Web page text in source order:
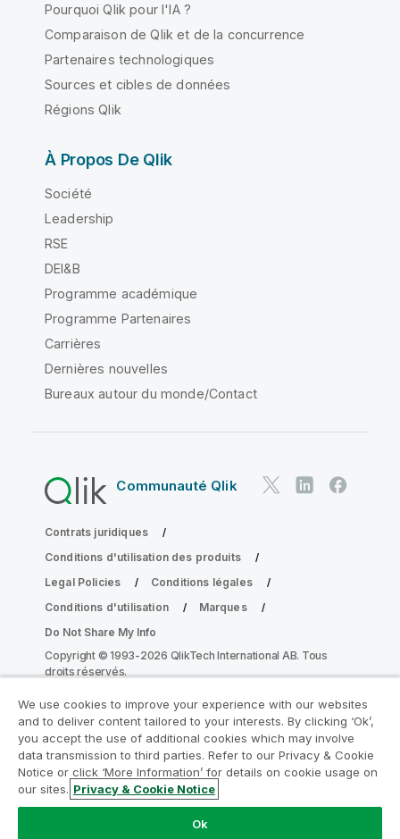
Pourquoi Qlik pour l'IA ?
Comparaison de Qlik et de la concurrence
Partenaires technologiques
Sources et cibles de données
Régions Qlik
À Propos De Qlik
Société
Leadership
RSE
DEI&B
Programme académique
Programme Partenaires
Carrières
Dernières nouvelles
Bureaux autour du monde/Contact
Communauté Qlik
Contrats juridiques
Conditions d'utilisation des produits
Legal Policies
Conditions légales
Conditions d'utilisation
Marques
Do Not Share My Info
Copyright © 1993-2026 QlikTech International AB. Tous
droits réservés.
Rejoignez le Programme de
modernisation analytique
Modernisez votre système sans compromettre vos
We use cookies to improve your experience with our websites
and to deliver content tailored to your interests. By clicking ‘Ok’,
you accept the use of additional cookies which may involve
data transmission to third parties. Refer to our Privacy & Cookie
Notice or click ‘More Information’ for details on cookie usage on
our sites. Privacy & Cookie Notice
Ok